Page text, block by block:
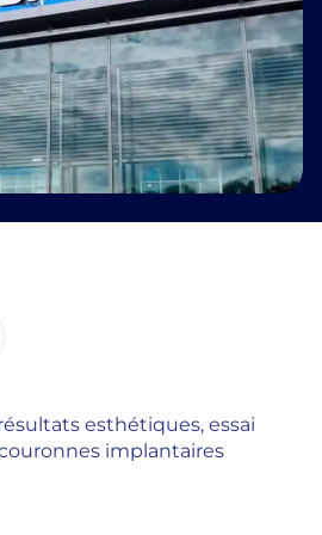
esthétiques, essai
implantaires